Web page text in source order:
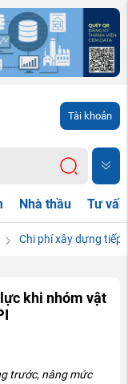
Tài khoản
Nhà thầu Tư
Chi phí xây dựng tiếp
khi nhóm vật
trước, nâng mức